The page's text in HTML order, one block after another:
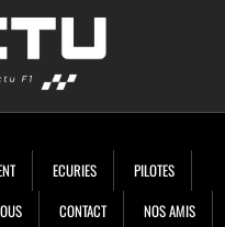
ECURIES
PILOTES
CONTACT NOS AMIS